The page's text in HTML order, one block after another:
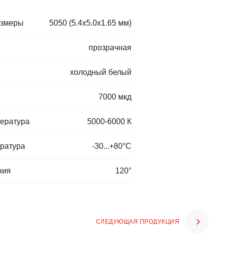
5050 (5.4x5.0x1.65 мм)
прозрачная
холодный белый
7000 мкд
5000-6000 К
-30...+80°C
120°
СЛЕДУЮЩАЯ ПРОДУКЦИЯ